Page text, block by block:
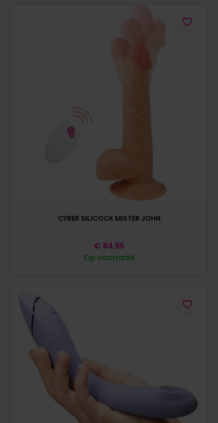
CYBER SILICOCK MISTER JOHN
Op voorraad
€ 84,95